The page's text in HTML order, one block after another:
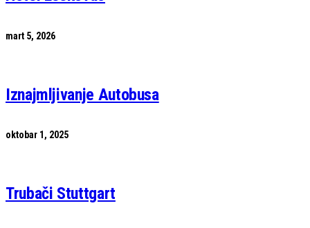
mart 5, 2026
Iznajmljivanje Autobusa
oktobar 1, 2025
Trubači Stuttgart